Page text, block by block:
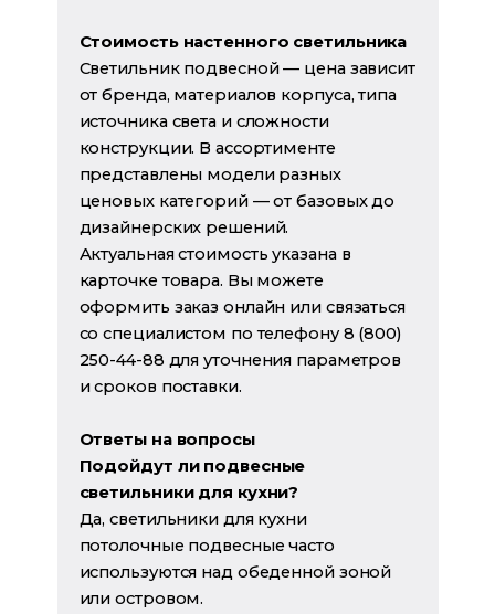
Стоимость настенного светильника
Светильник подвесной — цена зависит
от бренда, материалов корпуса, типа
источника света и сложности
конструкции. В ассортименте
представлены модели разных
ценовых категорий — от базовых до
дизайнерских решений.
Актуальная стоимость указана в
карточке товара. Вы можете
оформить заказ онлайн или связаться
со специалистом по телефону 8 (800)
250-44-88 для уточнения параметров
и сроков поставки.
Ответы на вопросы
Подойдут ли подвесные
светильники для кухни?
Да, светильники для кухни
потолочные подвесные часто
используются над обеденной зоной
или островом.